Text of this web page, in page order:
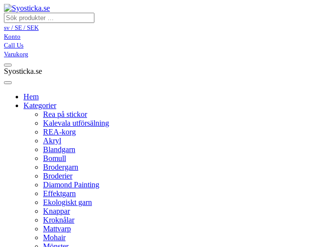
sv / SE / SEK
Konto
Call Us
Varukorg
Syosticka.se
Hem
Kategorier
Rea på stickor
Kalevala utförsälning
REA-korg
Akryl
Blandgarn
Bomull
Brodergarn
Broderier
Diamond Painting
Effektgarn
Ekologiskt garn
Knappar
Kroknålar
Mattvarp
Mohair